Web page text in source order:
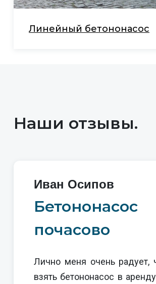
Линейный бетононасос
Наши отзывы.
Иван Осипов
Бетононасос
почасово
Лично меня очень радует,
взять бетононасос в